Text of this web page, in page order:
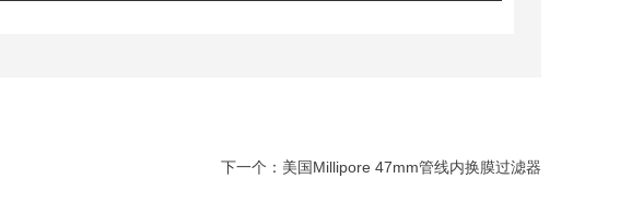
下一个： 美国Millipore 47mm管线内换膜过滤器